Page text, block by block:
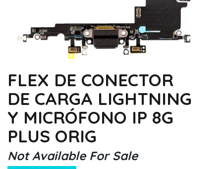
FLEX DE CONECTOR
DE CARGA LIGHTNING
Y MICRÓFONO IP 8G
PLUS ORIG
Not Available For Sale